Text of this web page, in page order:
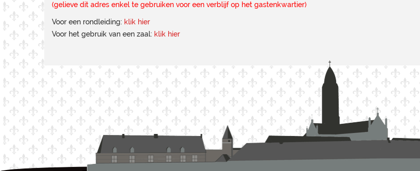
(gelieve dit adres enkel te gebruiken voor een verblijf op het gastenkwartier)
Voor een rondleiding: klik hier
Voor het gebruik van een zaal: klik hier